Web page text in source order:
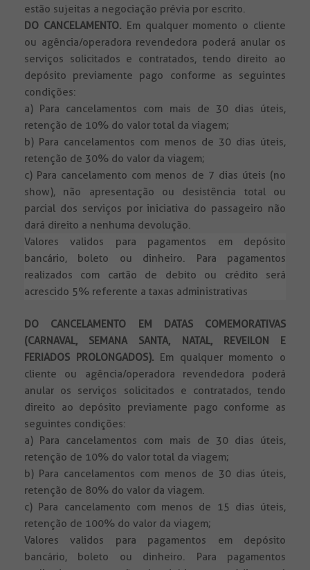
estão sujeitas a negociação prévia por escrito.
DO CANCELAMENTO. Em qualquer momento o cliente
ou agência/operadora revendedora poderá anular os
serviços solicitados e contratados, tendo direito ao
depósito previamente pago conforme as seguintes
condições:
a) Para cancelamentos com mais de 30 dias úteis,
retenção de 10% do valor total da viagem;
b) Para cancelamentos com menos de 30 dias úteis,
retenção de 30% do valor da viagem;
c) Para cancelamento com menos de 7 dias úteis (no
show), não apresentação ou desistência total ou
parcial dos serviços por iniciativa do passageiro não
dará direito a nenhuma devolução.
Valores validos para pagamentos em depósito
bancário, boleto ou dinheiro. Para pagamentos
realizados com cartão de debito ou crédito será
acrescido 5% referente a taxas administrativas
DO CANCELAMENTO EM DATAS COMEMORATIVAS
(CARNAVAL, SEMANA SANTA, NATAL, REVEILON E
FERIADOS PROLONGADOS). Em qualquer momento o
cliente ou agência/operadora revendedora poderá
anular os serviços solicitados e contratados, tendo
direito ao depósito previamente pago conforme as
seguintes condições:
a) Para cancelamentos com mais de 30 dias úteis,
retenção de 10% do valor total da viagem;
b) Para cancelamentos com menos de 30 dias úteis,
retenção de 80% do valor da viagem.
c) Para cancelamento com menos de 15 dias úteis,
retenção de 100% do valor da viagem;
Valores validos para pagamentos em depósito
bancário, boleto ou dinheiro. Para pagamentos